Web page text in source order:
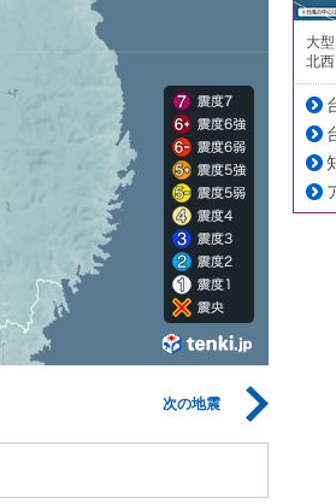
次の地震
大
北